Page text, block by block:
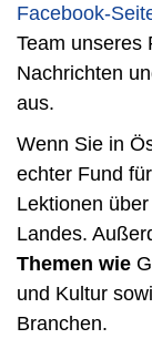
Facebook-
Team unseres
Nachrichten
aus.
Wenn Sie in
echter Fund
Lektionen
Landes.
Themen wie
und Kultur
Branchen.